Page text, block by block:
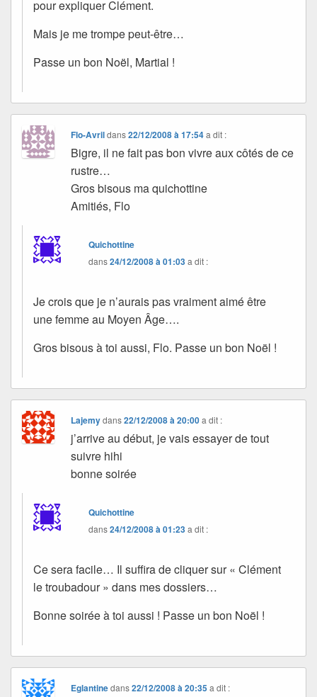
pour expliquer Clément.
Mais je me trompe peut-être…
Passe un bon Noël, Martial !
Flo-Avrildans22/12/2008 à 17:54 a dit :
Bigre, il ne fait pas bon vivre aux côtés de ce
rustre…
Gros bisous ma quichottine
Amitiés, Flo
Quichottine
dans24/12/2008 à 01:03a dit :
Je crois que je n’aurais pas vraiment aimé être
une femme au Moyen Âge….
Gros bisous à toi aussi, Flo. Passe un bon Noël !
Lajemydans22/12/2008 à 20:00 a dit :
j’arrive au début, je vais essayer de tout
suivre hihi
bonne soirée
Quichottine
dans24/12/2008 à 01:23a dit :
Ce sera facile… Il suffira de cliquer sur « Clément
le troubadour » dans mes dossiers…
Bonne soirée à toi aussi ! Passe un bon Noël !
Eglantinedans22/12/2008 à 20:35 a dit :